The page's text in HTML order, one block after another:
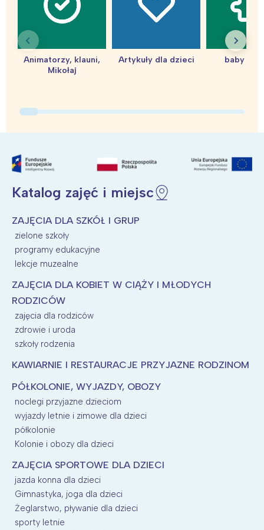
Animatorzy, klauni,
Mikołaj
Artykuły dla dzieci baby
Katalog zajęć i miejsc
ZAJĘCIA DLA SZKÓŁ I GRUP
zielone szkoły
programy edukacyjne
lekcje muzealne
ZAJĘCIA DLA KOBIET W CIĄŻY I MŁODYCH
RODZICÓW
zajęcia dla rodziców
zdrowie i uroda
szkoły rodzenia
KAWIARNIE I RESTAURACJE PRZYJAZNE RODZINOM
PÓŁKOLONIE, WYJAZDY, OBOZY
noclegi przyjazne dzieciom
wyjazdy letnie i zimowe dla dzieci
półkolonie
Kolonie i obozy dla dzieci
ZAJĘCIA SPORTOWE DLA DZIECI
jazda konna dla dzieci
Gimnastyka, joga dla dzieci
Żeglarstwo, pływanie dla dzieci
sporty letnie